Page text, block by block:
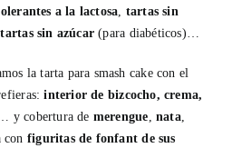
a la lactosa, tartas sin
tartas sin azúcar (para diabéticos)…
la tarta para smash cake con el
interior de bizcocho, crema,
y cobertura de merengue, nata,
con figuritas de fonfant de sus